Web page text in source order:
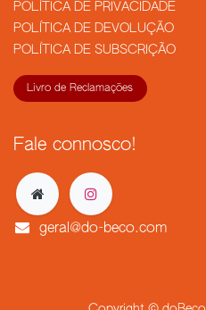
POLÍTICA DE PRIVACIDADE
POLÍTICA DE DEVOLUÇÃO
POLÍTICA DE SUBSCRIÇÃO
Livro de Reclamações
Fale connosco!
geral@do-beco.com